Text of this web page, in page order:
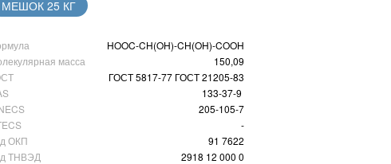
МЕШОК 25 КГ
HOOC-CH(OH)-CH(OH)-COOH
масса
150,09
ГОСТ 5817-77 ГОСТ 21205-83
133-37-9
205-105-7
-
ОКП
91 7622
ТНВЭД
2918 12 000 0